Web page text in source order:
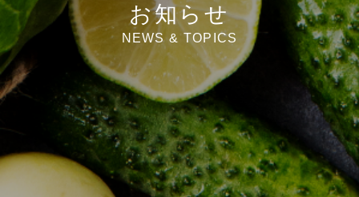
お知らせ
NEWS & TOPICS